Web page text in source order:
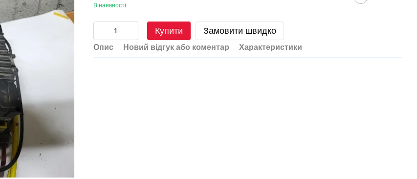
В наявності
Купити Замовити швидко
Опис Новий відгук або коментар Характеристики